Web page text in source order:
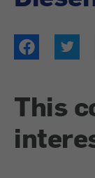
This